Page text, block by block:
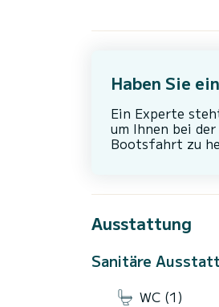
Haben Sie
Ein Experte
um Ihnen bei
Bootsfahrt zu
Ausstattung
Sanitäre
WC (1)